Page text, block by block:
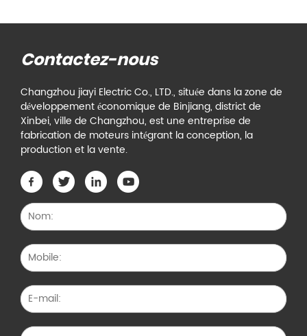
Contactez-nous
Changzhou jiayi Electric Co., LTD., située dans la zone de
développement économique de Binjiang, district de
Xinbei, ville de Changzhou, est une entreprise de
fabrication de moteurs intégrant la conception, la
production et la vente.